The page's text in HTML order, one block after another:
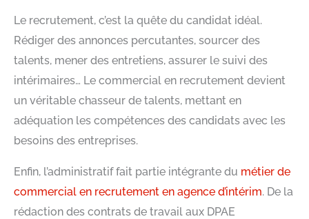
Le recrutement, c’est la quête du candidat idéal.
Rédiger des annonces percutantes, sourcer des
talents, mener des entretiens, assurer le suivi des
intérimaires… Le commercial en recrutement devient
un véritable chasseur de talents, mettant en
adéquation les compétences des candidats avec les
besoins des entreprises.
Enfin, l’administratif fait partie intégrante du métier de
commercial en recrutement en agence d’intérim. De la
rédaction des contrats de travail aux DPAE